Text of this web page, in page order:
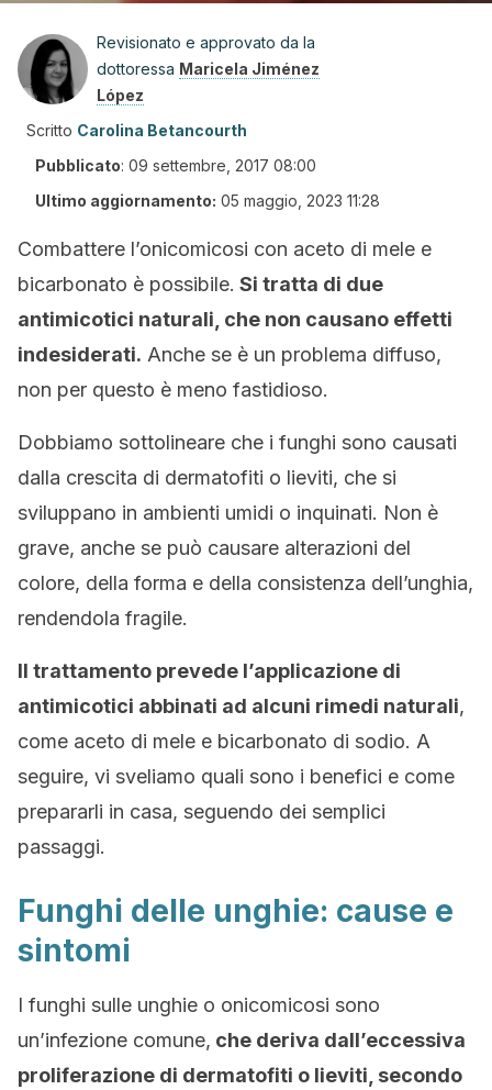
Revisionato e approvato da la
dottoressa Maricela Jiménez
López
Scritto Carolina Betancourth
Pubblicato: 09 settembre, 2017 08:00
Ultimo aggiornamento: 05 maggio, 2023 11:28
Combattere l’onicomicosi con aceto di mele e
bicarbonato è possibile. Si tratta di due
antimicotici naturali, che non causano effetti
indesiderati. Anche se è un problema diffuso,
non per questo è meno fastidioso.
Dobbiamo sottolineare che i funghi sono causati
dalla crescita di dermatofiti o lieviti, che si
sviluppano in ambienti umidi o inquinati. Non è
grave, anche se può causare alterazioni del
colore, della forma e della consistenza dell’unghia,
rendendola fragile.
Il trattamento prevede l’applicazione di
antimicotici abbinati ad alcuni rimedi naturali,
come aceto di mele e bicarbonato di sodio. A
seguire, vi sveliamo quali sono i benefici e come
prepararli in casa, seguendo dei semplici
passaggi.
Funghi delle unghie: cause e
sintomi
I funghi sulle unghie o onicomicosi sono
un’infezione comune, che deriva dall’eccessiva
proliferazione di dermatofiti o lieviti, secondo